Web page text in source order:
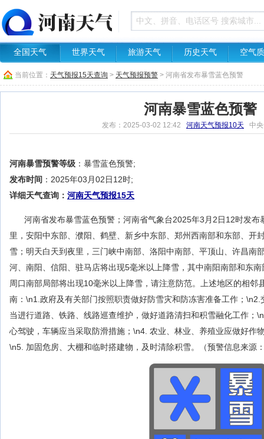
全国天气 世界天气 旅游天气 历史天气 空气
当前位置： 天气预报15天查询 > 天气预报预警 > 河南省发布暴雪蓝色预警
河南暴雪蓝色预警
发布：2025-03-02 12:42 河南天气预报10天 中央
河南暴雪预警等级 ：暴雪蓝色预警;
发布时间 ：2025年03月02日12时;
详细天气查询： 河南天气预报15天
河南省发布暴雪蓝色预警；河南省气象台2025年3月2日12时发布
里，安阳中东部、濮阳、鹤壁、新乡中东部、郑州西南部和东部、开
雪；明天白天到夜里，三门峡中南部、洛阳中南部、平顶山、许昌南
河、南阳、信阳、驻马店将出现5毫米以上降雪，其中南阳南部和东
周口南部局部将出现10毫米以上降雪，请注意防范。上述地区的相邻
南：\n1.政府及有关部门按照职责做好防雪灾和防冻害准备工作；
当进行道路、铁路、线路巡查维护，做好道路清扫和积雪融化工作；
心驾驶，车辆应当采取防滑措施；\n4. 农业、林业、养殖业应做好作
\n5. 加固危房、大棚和临时搭建物，及时清除积雪。（预警信息来源